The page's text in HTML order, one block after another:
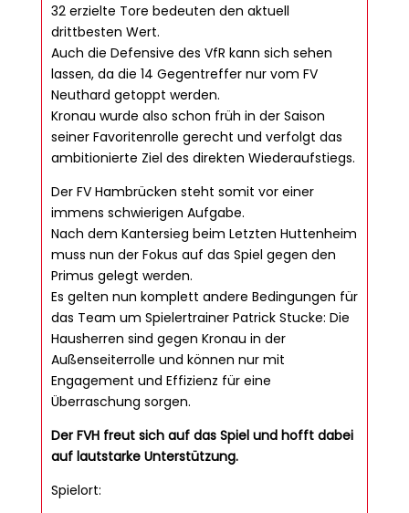
32 erzielte Tore bedeuten den aktuell
drittbesten Wert.
Auch die Defensive des VfR kann sich sehen
lassen, da die 14 Gegentreffer nur vom FV
Neuthard getoppt werden.
Kronau wurde also schon früh in der Saison
seiner Favoritenrolle gerecht und verfolgt das
ambitionierte Ziel des direkten Wiederaufstiegs.
Der FV Hambrücken steht somit vor einer
immens schwierigen Aufgabe.
Nach dem Kantersieg beim Letzten Huttenheim
muss nun der Fokus auf das Spiel gegen den
Primus gelegt werden.
Es gelten nun komplett andere Bedingungen für
das Team um Spielertrainer Patrick Stucke: Die
Hausherren sind gegen Kronau in der
Außenseiterrolle und können nur mit
Engagement und Effizienz für eine
Überraschung sorgen.
Der FVH freut sich auf das Spiel und hofft dabei
auf lautstarke Unterstützung.
Spielort: